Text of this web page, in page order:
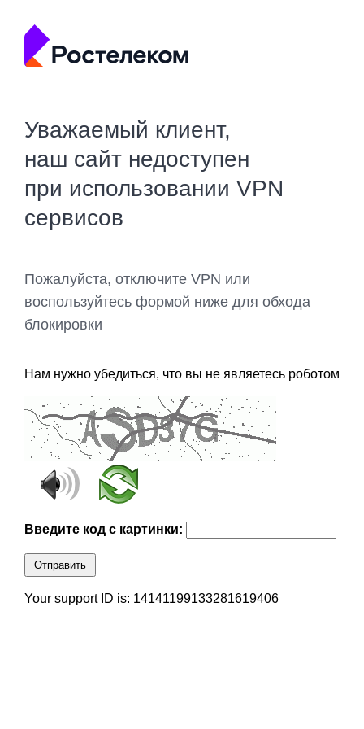
Уважаемый клиент,
наш сайт недоступен
при использовании VPN
сервисов
Пожалуйста, отключите VPN или
воспользуйтесь формой ниже для обхода
блокировки
Нам нужно убедиться, что вы не являетесь роботом
Введите код с картинки:
Отправить
Your support ID is: 14141199133281619406